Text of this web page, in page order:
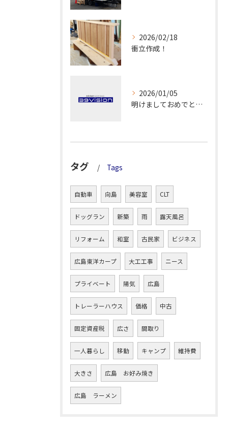
2026/02/18
衝立作成！
2026/01/05
明けましておめでとうございます！
タグ Tags
自動車 向島 美容室 CLT
ドッグラン 新築 雨 露天風呂
リフォーム 和室 古民家 ビジネス
広島東洋カープ 大工工事 ニース
プライベート 陽気 広島
トレーラーハウス 価格 中古
固定資産税 広さ 間取り
一人暮らし 移動 キャンプ 維持費
大きさ 広島 お好み焼き
広島 ラーメン